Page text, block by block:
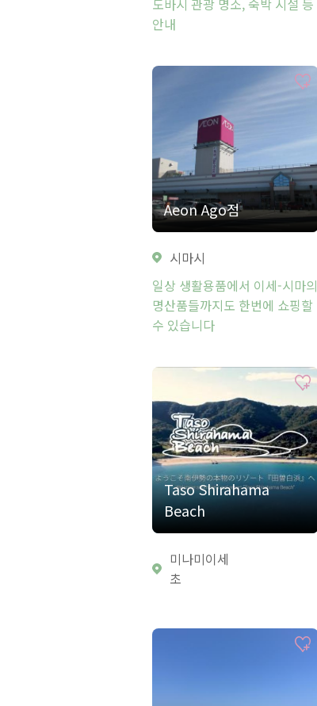
안내
Aeon Ago점
시마시
일상 생활용품에서 이세-시마의
명산품들까지도 한번에 쇼핑할
수 있습니다
Taso Shirahama
Beach
미나미이세
초